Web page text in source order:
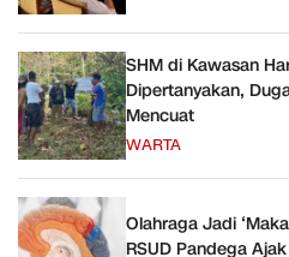
SHM di Kawasan
Dipertanyakan,
Mencuat
WARTA
Olahraga Jadi
RSUD Pandega